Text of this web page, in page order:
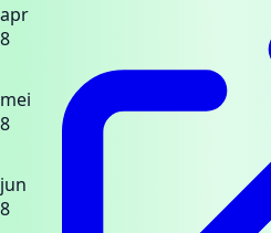
apr
8
mei
8
jun
8